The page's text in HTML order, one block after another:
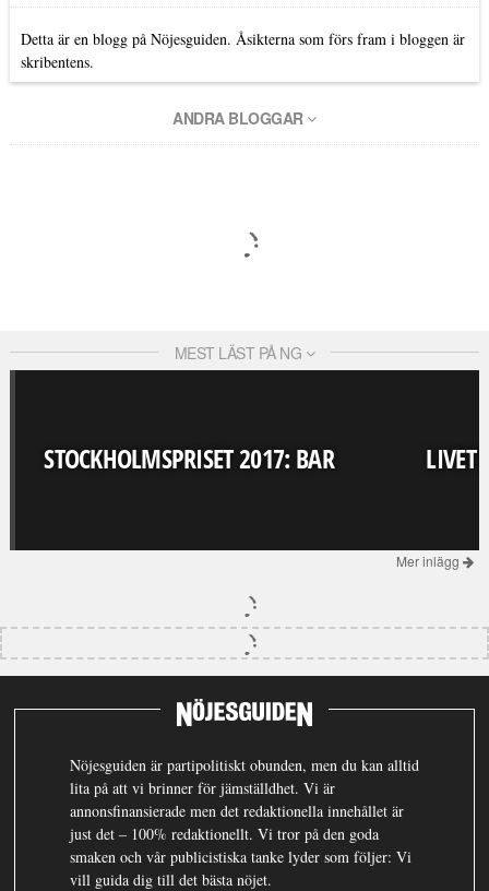
Detta är en blogg på Nöjesguiden. Åsikterna som förs fram i bloggen är
skribentens.
ANDRA BLOGGAR
MEST LÄST PÅ NG
STOCKHOLMSPRISET 2017: BAR LIVET
Mer inlägg
Nöjesguiden är partipolitiskt obunden, men du kan alltid
lita på att vi brinner för jämställdhet. Vi är
annonsfinansierade men det redaktionella innehållet är
just det – 100% redaktionellt. Vi tror på den goda
smaken och vår publicistiska tanke lyder som följer: Vi
vill guida dig till det bästa nöjet.